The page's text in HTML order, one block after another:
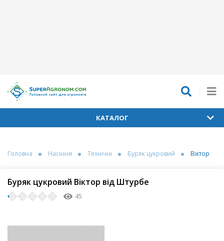
КАТАЛОГ
Головна Насіння Технічні Буряк цукровий Віктор
Буряк цукровий Віктор від Штурбе
45